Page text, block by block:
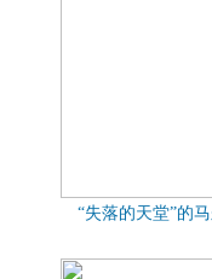
“失落的天堂”的